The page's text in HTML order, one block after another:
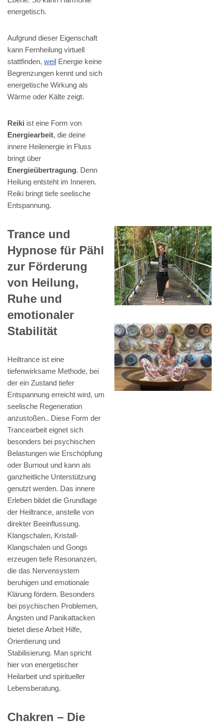
energetisch.
Aufgrund dieser Eigenschaft
kann Fernheilung virtuell
stattfinden, weil Energie keine
Begrenzungen kennt und sich
energetische Wirkung als
Wärme oder Kälte zeigt.
Reiki ist eine Form von
Energiearbeit, die deine
innere Heilenergie in Fluss
bringt über
Energieübertragung. Denn
Heilung entsteht im Inneren.
Reiki bringt tiefe seelische
Entspannung.
Trance und
Hypnose für Pähl
zur Förderung
von Heilung,
Ruhe und
emotionaler
Stabilität
Heiltrance ist eine
tiefenwirksame Methode, bei
der ein Zustand tiefer
Entspannung erreicht wird, um
seelische Regeneration
anzustoßen.. Diese Form der
Trancearbeit eignet sich
besonders bei psychischen
Belastungen wie Erschöpfung
oder Burnout und kann als
ganzheitliche Unterstützung
genutzt werden. Das innere
Erleben bildet die Grundlage
der Heiltrance, anstelle von
direkter Beeinflussung.
Klangschalen, Kristall-
Klangschalen und Gongs
erzeugen tiefe Resonanzen,
die das Nervensystem
beruhigen und emotionale
Klärung fördern. Besonders
bei psychischen Problemen,
Ängsten und Panikattacken
bietet diese Arbeit Hilfe,
Orientierung und
Stabilisierung. Man spricht
hier von energetischer
Heilarbeit und spiritueller
Lebensberatung.
Chakren – Die